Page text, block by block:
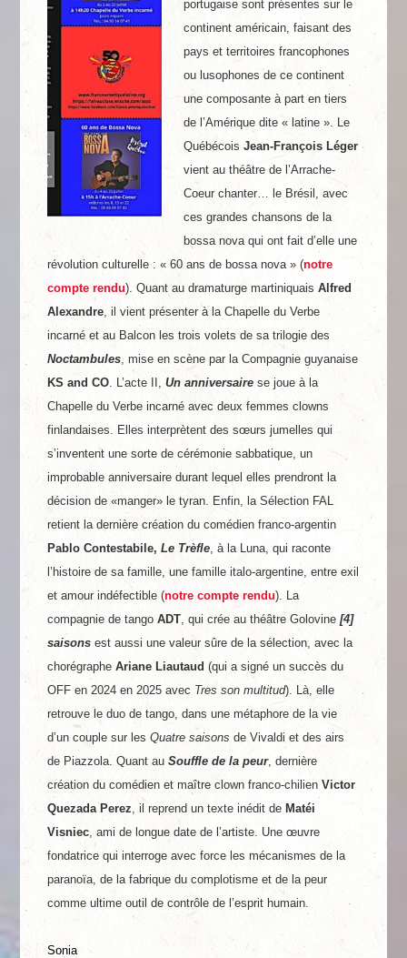
portugaise sont présentes sur le
continent américain, faisant des
pays et territoires francophones
ou lusophones de ce continent
une composante à part en tiers
de l’Amérique dite « latine ». Le
QuébécoisJean-François Léger
vient au théâtre de l’Arrache-
Coeur chanter… le Brésil, avec
ces grandes chansons de la
bossa nova qui ont fait d’elle une
révolution culturelle : « 60 ans de bossa nova » (notre
compte rendu). Quant au dramaturge martiniquaisAlfred
Alexandre, il vient présenter à la Chapelle du Verbe
incarné et au Balcon les trois volets de sa trilogie des
Noctambules, mise en scène par la Compagnie guyanaise
KS and CO. L’acte II,Un anniversaire se joue à la
Chapelle du Verbe incarné avec deux femmes clowns
finlandaises. Elles interprètent des sœurs jumelles qui
s’inventent une sorte de cérémonie sabbatique, un
improbable anniversaire durant lequel elles prendront la
décision de «manger» le tyran. Enfin, la Sélection FAL
retient la dernière création du comédien franco-argentin
Pablo Contestabile,Le Trèfle, à la Luna, qui raconte
l’histoire de sa famille, une famille italo-argentine, entre exil
et amour indéfectible (notre compte rendu). La
compagnie de tangoADT, qui crée au théâtre Golovine[4]
saisons est aussi une valeur sûre de la sélection, avec la
chorégrapheAriane Liautaud (qui a signé un succès du
OFF en 2024 en 2025 avec Tres son multitud). Là, elle
retrouve le duo de tango, dans une métaphore de la vie
d’un couple sur lesQuatre saisons de Vivaldi et des airs
de Piazzola. Quant auSouffle de la peur, dernière
création du comédien et maître clown franco-chilienVictor
Quezada Perez, il reprend un texte inédit de Matéi
Visniec, ami de longue date de l’artiste. Une œuvre
fondatrice qui interroge avec force les mécanismes de la
paranoïa, de la fabrique du complotisme et de la peur
comme ultime outil de contrôle de l’esprit humain.
Sonia